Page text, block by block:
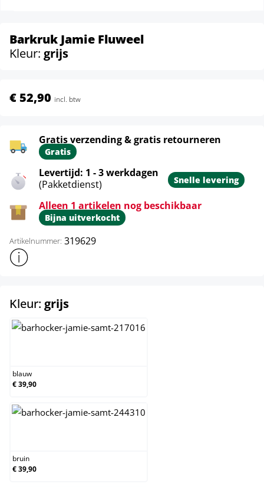
Barkruk Jamie Fluweel
Kleur: grijs
€ 52,90 incl. btw
Gratis verzending & gratis retourneren
Gratis
Levertijd: 1 - 3 werkdagen
(Pakketdienst)
Snelle levering
Alleen 1 artikelen nog beschikbaar
Bijna uitverkocht
Artikelnummer: 319629
Toon meer productinformatie
Kleur: grijsselect
blauw
€ 39,90
bruin
€ 39,90